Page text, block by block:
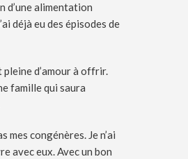
d’une alimentation
déjà eu des épisodes de
d’amour à offrir.
famille qui saura
mes congénères. Je n’ai
avec eux. Avec un bon